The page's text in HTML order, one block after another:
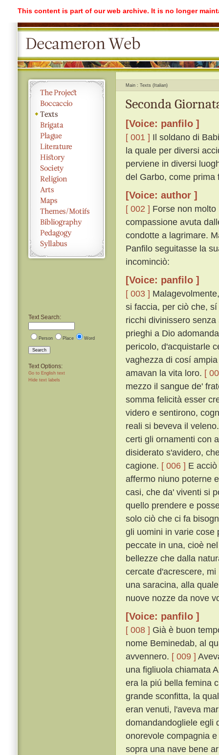
This content is part of our web archive. It is no longer
Text Search:
Person Place Word
Search
Text Options:
Go to English text
Hide text labels
Main Texts (Italian)
Seconda
[Voice: panfilo ]
[ 001 ] Il soldano di
la quale per diversi
perviene in diversi
del Garbo, come prima
[Voice: author ]
[ 002 ] Forse non
compassione avuta
condotte a lagrimare.
Panfilo seguitasse la
incominciò:
[Voice: panfilo ]
[ 003 ]
si faccia, per ciò che,
ricchi divinissero
prieghi a Dio
pericolo, d'acquistarle
vaghezza di cosí
amavan la vita loro. [
mezzo il sangue de'
somma felicità esser
videro e sentirono,
reali si beveva il
certi gli ornamenti con
disiderato s'avidero,
cagione. [ 006 ] E
affermo niuno poterne
casi, che da' viventi si
quello prendere e
solo ciò che ci fa
gli uomini in varie cose
peccate in una, cioè
bellezze che dalla
cercate d'acrescere,
una saracina, alla
nuove nozze da nove
[Voice: panfilo ]
[ 008 ] Già è buon
nome Beminedab, al
avvennero. [ 009 ]
una figliuola chiamata
era la piú bella femina
grande sconfitta, la
eran venuti, l'aveva
domandandogliele egli
onorevole compagnia
sopra una nave bene